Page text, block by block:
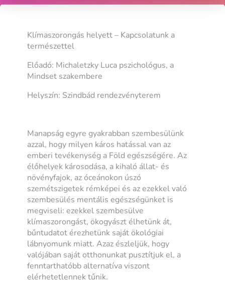
Klímaszorongás helyett – Kapcsolatunk a
természettel
Előadó: Michaletzky Luca pszichológus, a
Mindset szakembere
Helyszín: Szindbád rendezvényterem
Manapság egyre gyakrabban szembesülünk
azzal, hogy milyen káros hatással van az
emberi tevékenység a Föld egészségére. Az
élőhelyek károsodása, a kihaló állat- és
növényfajok, az óceánokon úszó
szemétszigetek rémképei és az ezekkel való
szembesülés mentális egészségünket is
megviseli: ezekkel szembesülve
klímaszorongást, ökogyászt élhetünk át,
bűntudatot érezhetünk saját ökológiai
lábnyomunk miatt. Azaz észleljük, hogy
valójában saját otthonunkat pusztítjuk el, a
fenntarthatóbb alternatíva viszont
elérhetetlennek tűnik.